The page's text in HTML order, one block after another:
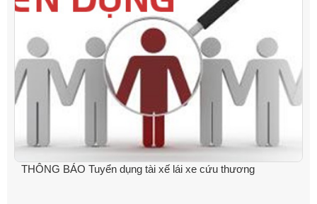
THÔNG BÁO Tuyển dụng tài xế lái xe cứu thương